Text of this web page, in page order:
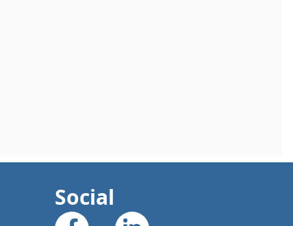
Social